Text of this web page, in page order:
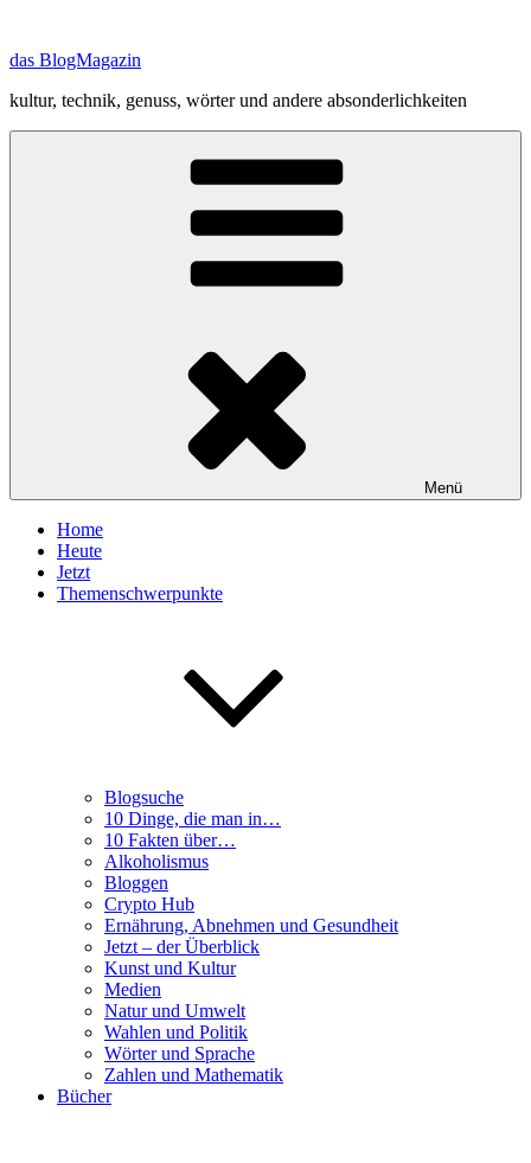
springen
das BlogMagazin
kultur, technik, genuss, wörter und andere absonderlichkeiten
Menü
Home
Heute
Jetzt
Themenschwerpunkte
Blogsuche
10 Dinge, die man in…
10 Fakten über…
Alkoholismus
Bloggen
Crypto Hub
Ernährung, Abnehmen und Gesundheit
Jetzt – der Überblick
Kunst und Kultur
Medien
Natur und Umwelt
Wahlen und Politik
Wörter und Sprache
Zahlen und Mathematik
Bücher